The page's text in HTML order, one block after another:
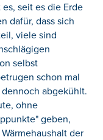
seit es die Erde
dafür, dass sich
viele sind
selbst
schon mal
abgekühlt.
ohne
geben,
der